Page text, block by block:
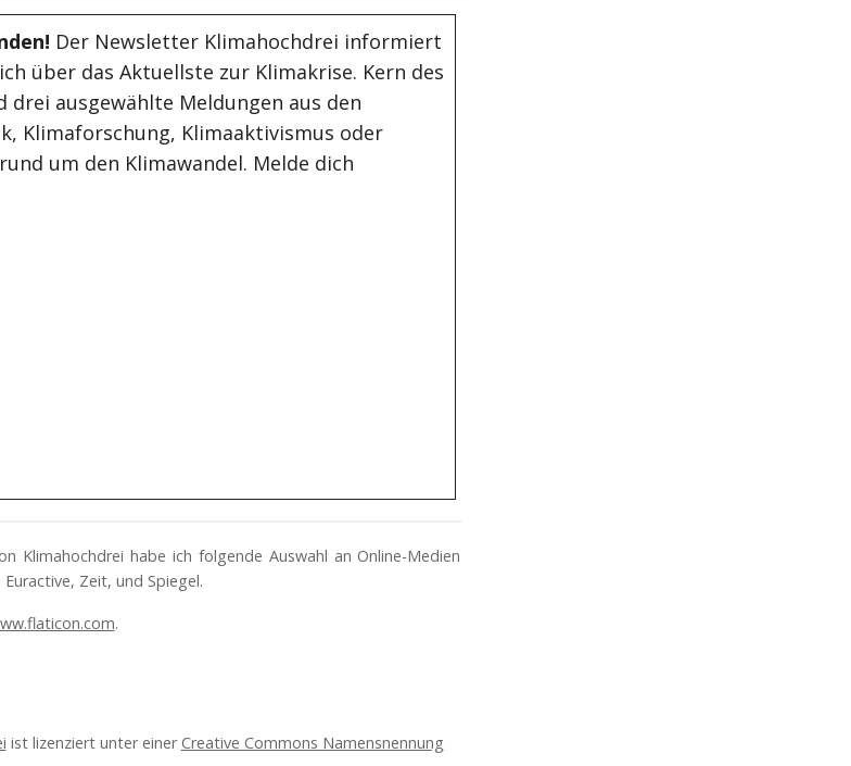
Der Newsletter Klimahochdrei informiert
über das Aktuellste zur Klimakrise. Kern des
drei ausgewählte Meldungen aus den
Klimaforschung, Klimaaktivismus oder
um den Klimawandel. Melde dich
Klimahochdrei habe ich folgende Auswahl an Online-Medien
Zeit, und Spiegel.
.
ist lizenziert unter einer Creative Commons Namensnennung